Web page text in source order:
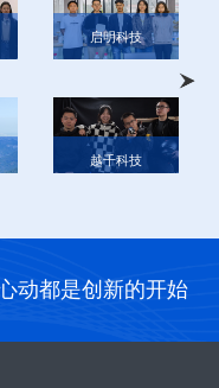
启明科技
越千科技
动都是创新的开始